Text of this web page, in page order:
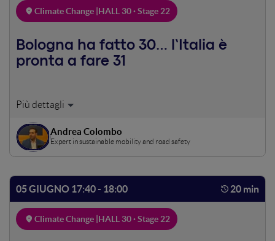
Climate Change | HALL 30 · Stage 22
Bologna ha fatto 30… l’Italia è
pronta a fare 31
Prime valutazioni dopo un anno di Bologna città 30 su
Possiamo dire che è stata una buona scelta? Possiamo
pensare di estendere il progetto ad altre città? Quali sono
le opportunità e gli ostacoli?
Andrea Colombo
Expert in sustainable mobility and road safety
05 GIUGNO 17:40 - 18:00 20 min
Climate Change | HALL 30 · Stage 22